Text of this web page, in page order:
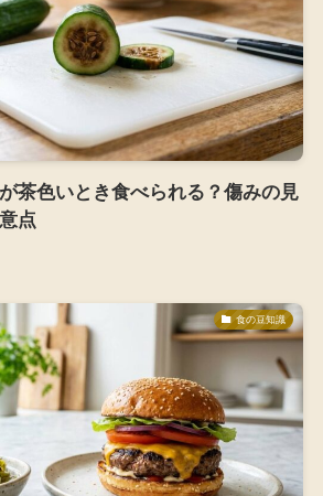
茶色いとき食べられる？傷みの見
点
食の豆知識